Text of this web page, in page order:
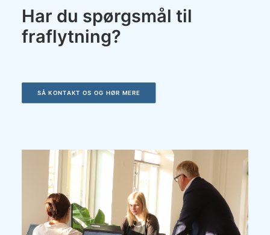
Har du spørgsmål til
fraflytning?
SÅ KONTAKT OS OG HØR MERE